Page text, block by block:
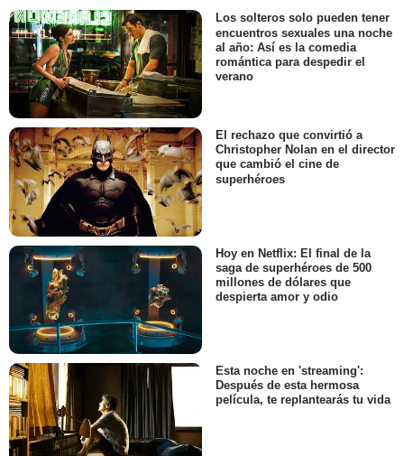
Los solteros solo pueden tener
encuentros sexuales una noche
al año: Así es la comedia
romántica para despedir el
verano
El rechazo que convirtió a
Christopher Nolan en el director
que cambió el cine de
superhéroes
Hoy en Netflix: El final de la
saga de superhéroes de 500
millones de dólares que
despierta amor y odio
Esta noche en 'streaming':
Después de esta hermosa
película, te replantearás tu vida